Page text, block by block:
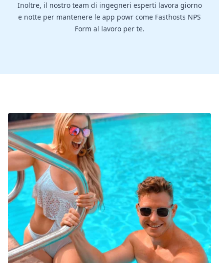
Inoltre, il nostro team di ingegneri esperti lavora giorno
e notte per mantenere le app powr come Fasthosts NPS
Form al lavoro per te.